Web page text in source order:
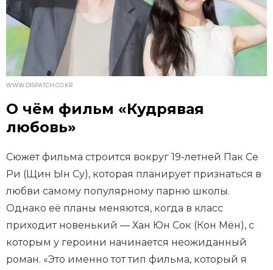
WWW.DISPATCH.CO.KR
О чём фильм «Кудрявая
любовь»
Сюжет фильма строится вокруг 19-летней Пак Се
Ри (Щин Ын Су), которая планирует признаться в
любви самому популярному парню школы.
Однако её планы меняются, когда в класс
приходит новенький — Хан Юн Сок (Кон Мён), с
которым у героини начинается неожиданный
роман. «Это именно тот тип фильма, который я